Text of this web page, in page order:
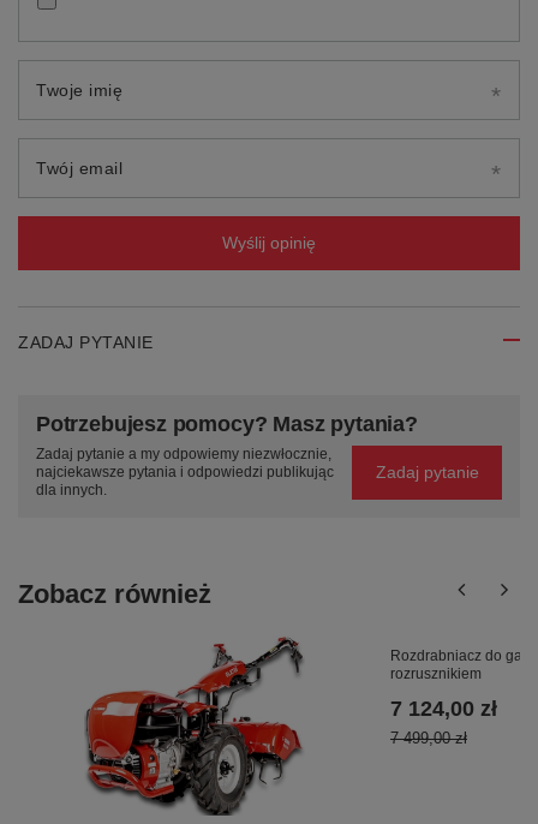
Twoje imię
Twój email
Wyślij opinię
ZADAJ PYTANIE
Potrzebujesz pomocy? Masz pytania?
Zadaj pytanie a my odpowiemy niezwłocznie,
najciekawsze pytania i odpowiedzi publikując
dla innych.
Zadaj pytanie
Zobacz również
Rozdrabniacz do
rozrusznikiem
7 124,00 zł
7 499,00 zł